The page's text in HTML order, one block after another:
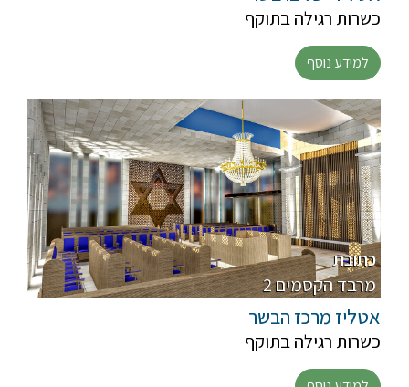
כשרות רגילה בתוקף
למידע נוסף
כתובת
2 מרבד הקסמים
אטליז מרכז הבשר
כשרות רגילה בתוקף